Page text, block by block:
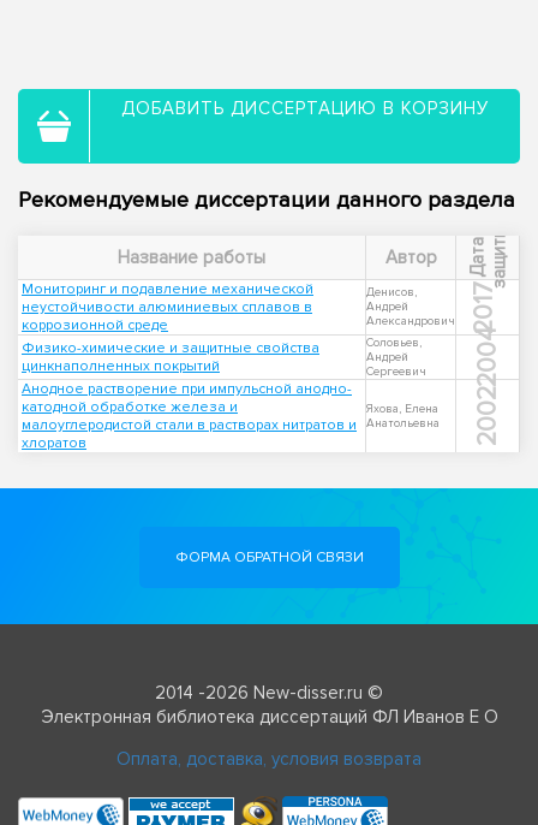
ДОБАВИТЬ ДИССЕРТАЦИЮ В КОРЗИНУ
Рекомендуемые диссертации данного раздела
Название работы Автор Д
а
т
а
з
а
щ
и
т ы
Мониторинг и подавление механической
неустойчивости алюминиевых сплавов в
коррозионной среде
Денисов,
Андрей
Александрович
2017
Физико-химические и защитные свойства
цинкнаполненных покрытий
Соловьев,
Андрей
Сергеевич
2004
Анодное растворение при импульсной анодно-
катодной обработке железа и
малоуглеродистой стали в растворах нитратов и
хлоратов
Яхова, Елена
Анатольевна
2002
ФОРМА ОБРАТНОЙ СВЯЗИ
2014 -2026 New-disser.ru ©
Электронная библиотека диссертаций ФЛ Иванов Е О
Оплата, доставка, условия возврата